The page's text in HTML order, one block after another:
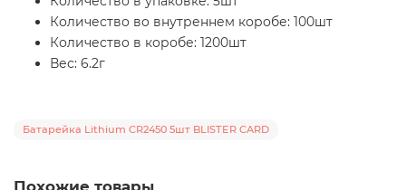
Количество во внутреннем коробе: 100шт
Количество в коробе: 1200шт
Вес: 6.2г
Батарейка Lithium CR2450 5шт BLISTER CARD